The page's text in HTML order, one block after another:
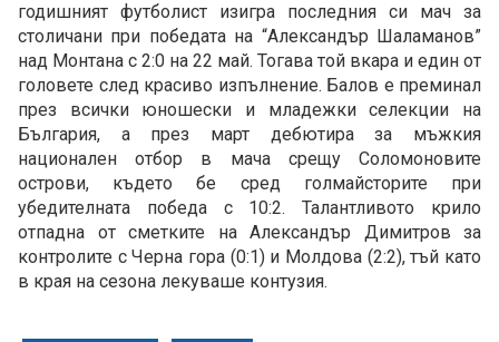
годишният футболист изигра последния си мач за
столичани при победата на “Александър Шаламанов”
над Монтана с 2:0 на 22 май. Тогава той вкара и един от
головете след красиво изпълнение. Балов е преминал
през всички юношески и младежки селекции на
България, а през март дебютира за мъжкия
национален отбор в мача срещу Соломоновите
острови, където бе сред голмайсторите при
убедителната победа с 10:2. Талантливото крило
отпадна от сметките на Александър Димитров за
контролите с Черна гора (0:1) и Молдова (2:2), тъй като
в края на сезона лекуваше контузия.